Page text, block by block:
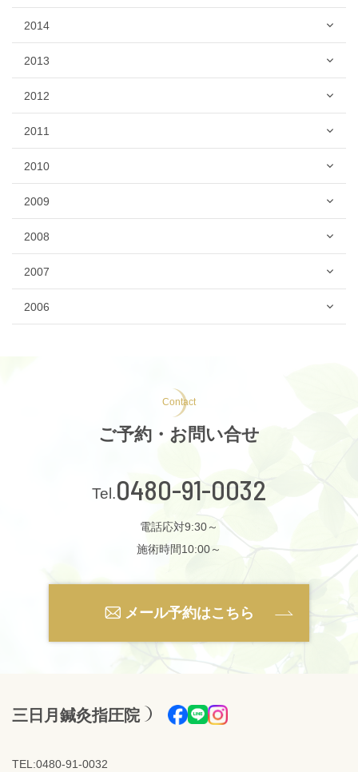
2014
2013
2012
2011
2010
2009
2008
2007
2006
Contact
ご予約・お問い合せ
0480-91-0032
電話応対9:30～
施術時間10:00～
メール予約はこちら
三日月鍼灸指圧院
TEL:0480-91-0032